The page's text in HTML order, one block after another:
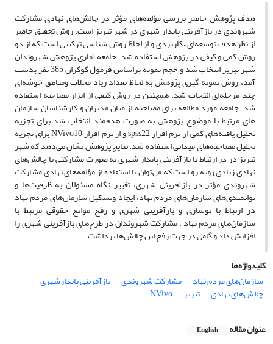
هدف پژوهش حاضر بررسی مؤلفه‌های مؤثر در چالش‌های نهادی مشارکت
شهروندی در بازآفرینی پایدار شهری در شهر تبریز است. روش تحقیق حاضر
از نظر هدف توسعه‌ای–کاربردی و از لحاظ روش شناسی ترکیبی است که از دو
روش کمی و کیفی در پژوهش استفاده شد. جامعه آماری پژوهش شهروندان
شهر تبریز انتخاب شد و حجم نمونه براساس فرمول کوکران 385 نفر بدست
آمد، روش نمونه گیری پژوهش به لحاظ تعداد زیاد محلات ومناطق خوشه‌ای
چند مرحله‌ای انتخاب شد. همچنین در روش کیفی از ابزار مصاحبه استفاده
شد. جامعه مورد مطالعه برای مصاحبه از میان مدیران و کارشناسان سازمان
های مرتبط با موضوع پژوهش به صورت هدفمند انتخاب شد برای تجزیه
تحلیل یافته‌های کمی از نرم افزارspss22و از نرم افزارNVivo10برای تجزیه
تحلیل مصاحبه‌های میدانی استفاده شد. نتایج پژوهش نشان می‌دهد که شهر
تبریز در در ارتباط با بازآفرینی پایدار شهری به صورت مشارکتی با چالش‌های
نهادی زیادی روبه رو است که می‌توان با استفاده از مؤلفه‌های نهادی مشارکت
شهروندی مؤثر در بازآفرینی شهری، تغییر نگاه مسئولان به ظرفیت‌ها و
توانمندی‌های سازمان‌های مردم نهاد، ایجاد وتشکیل سازمان‌های مردم نهاد
در ارتباط با نوسازی و بازآفرینی شهری و رفع موانع حقوقی مرتبط با
سازمان‌های مردم نهاد ، مشارکت شهروندان در طرح‌های بازآفرینی شهری را
افزایش داد و گامی در جهت رفع این چالش‌ها برداشت.
کلیدواژه‌ها
سازمان‌های مردم نهاد
مشارکت شهروندی بازآفرینی پایدارشهری
چالش‌های نهادی تبریز NVivo
عنوان مقاله English